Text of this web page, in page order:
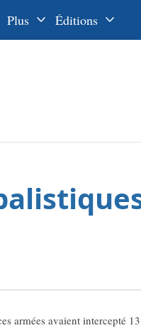
Plus Éditions
عربي
한국어
armées avaient intercepté